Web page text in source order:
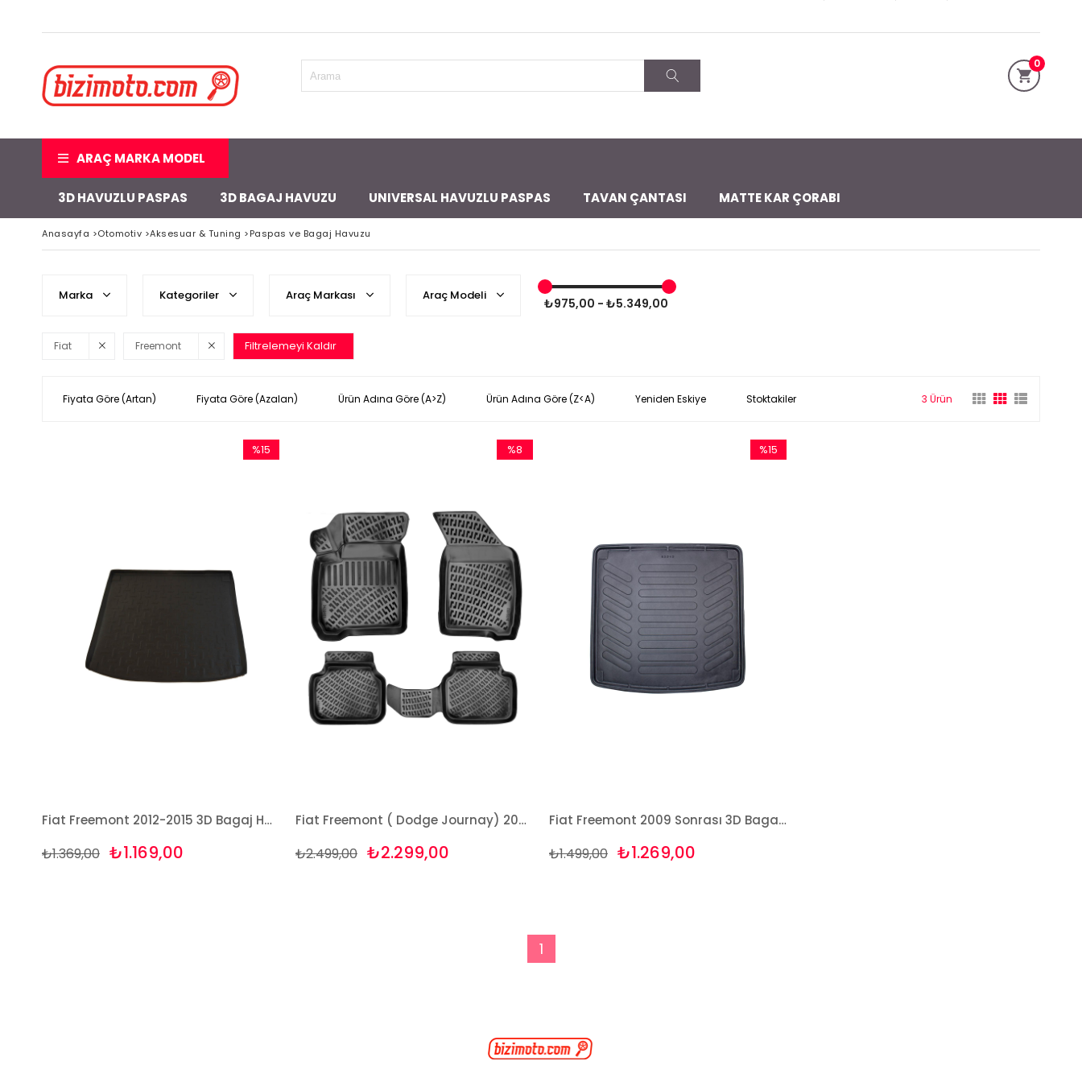
0
ARAÇ MARKA MODEL
3D HAVUZLU PASPAS 3D BAGAJ HAVUZU UNIVERSAL HAVUZLU PASPAS TAVAN ÇANTASI MATTE KAR ÇORABI
Anasayfa >Otomotiv >Aksesuar & Tuning >Paspas ve Bagaj Havuzu
Marka Kategoriler Araç Markası Araç Modeli
₺975,00 - ₺5.349,00
Fiat Freemont Filtrelemeyi Kaldır
Fiyata Göre (Artan) Fiyata Göre (Azalan) Ürün Adına Göre (A>Z) Ürün Adına Göre (Z<A) Yeniden Eskiye Stoktakiler 3 Ürün
Fiat Freemont 2012-2015 3D Bagaj Havuzu Bizymo
₺1.169,00
₺1.369,00
%15
Fiat Freemont ( Dodge Journay) 2009 Sonrası Rizline 3D Havuzlu Paspas
₺2.299,00
₺2.499,00
%8
Fiat Freemont 2009 Sonrası 3D Bagaj Havuzu Rizline
₺1.269,00
₺1.499,00
%15
1